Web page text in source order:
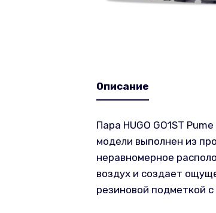
Описание
Пара HUGO GO1ST
модели выполнен из
неравномерное
воздух и создает
резиновой подметкой